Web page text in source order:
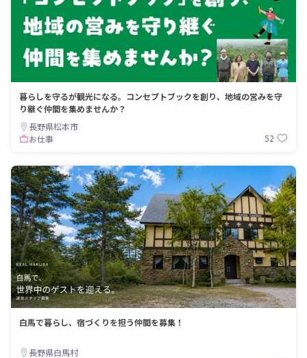
暮らしを守るが観光になる。コンセプトブックを創り、地域の営みを守
り継ぐ仲間を集めませんか？
長野県松本市
お仕事
52
白馬で暮らし、宿づくりを担う仲間を募集！
長野県白馬村